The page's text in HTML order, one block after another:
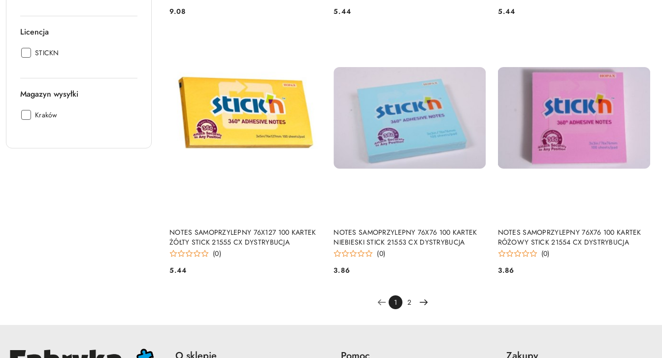
Licencja
Licencja:
STICKN
Magazyn wysyłki
Magazyn
Kraków
Cena:
9.08 Cena:
5.44 Cena:
5.44
NOTES SAMOPRZYLEPNY 76X127 100 KARTEK
ŻÓŁTY STICK 21555 CX DYSTRYBUCJA
(0)
Cena:
5.44
NOTES SAMOPRZYLEPNY 76X76 100 KARTEK
NIEBIESKI STICK 21553 CX DYSTRYBUCJA
(0)
Cena:
3.86
NOTES SAMOPRZYLEPNY 76X76 100 KARTEK
RÓŻOWY STICK 21554 CX DYSTRYBUCJA
(0)
Cena:
3.86
1 2